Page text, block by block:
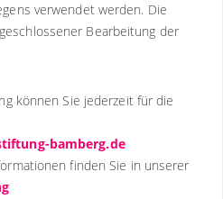
verwendet werden. Die
Bearbeitung der
können Sie jederzeit für die
bamberg.de
finden Sie in unserer